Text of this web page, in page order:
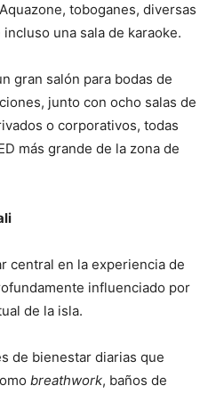
toboganes, diversas
una sala de karaoke.
gran salón para bodas de
junto con ocho salas de
o corporativos, todas
más grande de la zona de
central en la experiencia de
influenciado por
de la isla.
de bienestar diarias que
breathwork, baños de